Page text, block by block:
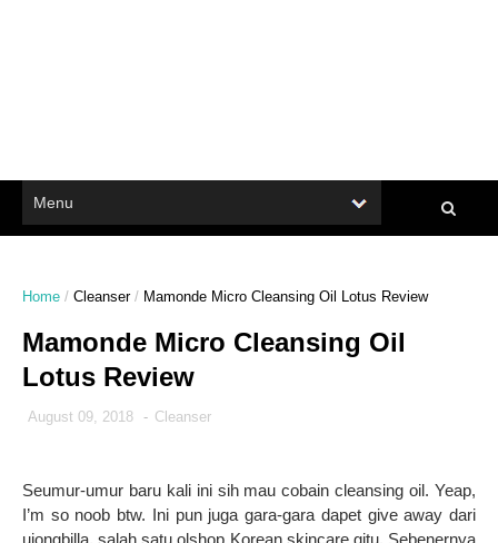
Home / Cleanser / Mamonde Micro Cleansing Oil Lotus Review
Mamonde Micro Cleansing Oil
Lotus Review
August 09, 2018 - Cleanser
Seumur-umur baru kali ini sih mau cobain cleansing oil. Yeap,
I’m so noob btw. Ini pun juga gara-gara dapet give away dari
ujongbilla, salah satu olshop Korean skincare gitu. Sebenernya